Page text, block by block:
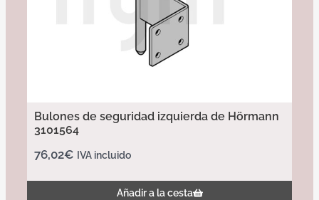
Bulones de seguridad izquierda de Hörmann
3101564
76,02€ IVA incluido
Añadir a la cesta